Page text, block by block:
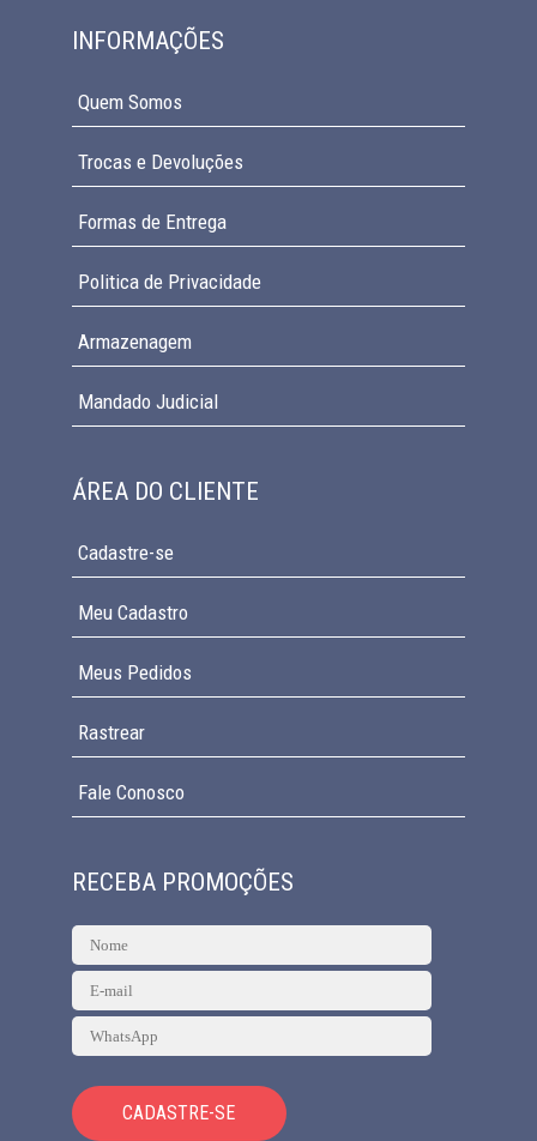
INFORMAÇÕES
Quem Somos
Trocas e Devoluções
Formas de Entrega
Politica de Privacidade
Armazenagem
Mandado Judicial
ÁREA DO CLIENTE
Cadastre-se
Meu Cadastro
Meus Pedidos
Rastrear
Fale Conosco
RECEBA PROMOÇÕES
CADASTRE-SE